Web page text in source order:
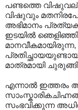
പണ്ടത്തെ
വിഷുവും
അഭിമാനം
ഇടയില്‍
മാത്രമായി
എന്നാൽ ഇത്തരം
സംഭവിക്കുന്ന